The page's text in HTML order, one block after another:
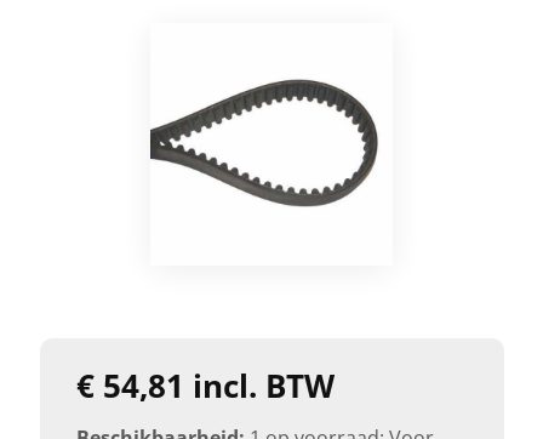
€ 54,81 incl. BTW